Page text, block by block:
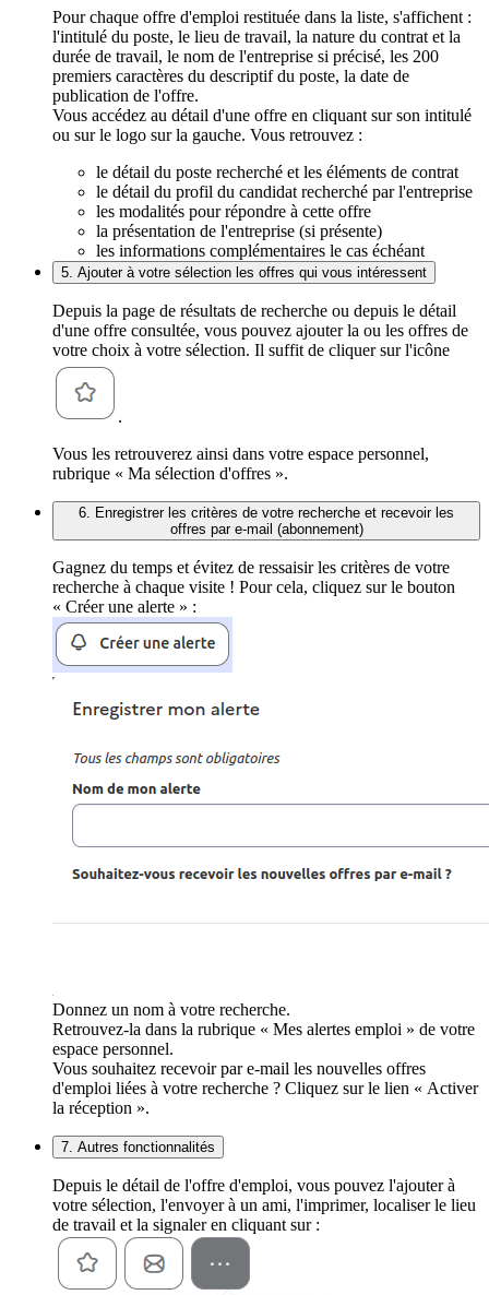
Pour chaque offre d'emploi restituée dans la liste, s'affichent :
l'intitulé du poste, le lieu de travail, la nature du contrat et la
durée de travail, le nom de l'entreprise si précisé, les 200
premiers caractères du descriptif du poste, la date de
publication de l'offre.
Vous accédez au détail d'une offre en cliquant sur son intitulé
ou sur le logo sur la gauche. Vous retrouvez :
le détail du poste recherché et les éléments de contrat
le détail du profil du candidat recherché par l'entreprise
les modalités pour répondre à cette offre
la présentation de l'entreprise (si présente)
les informations complémentaires le cas échéant
5. Ajouter à votre sélection les offres qui vous intéressent
Depuis la page de résultats de recherche ou depuis le détail
d'une offre consultée, vous pouvez ajouter la ou les offres de
votre choix à votre sélection. Il suffit de cliquer sur l'icône
.
Vous les retrouverez ainsi dans votre espace personnel,
rubrique « Ma sélection d'offres ».
6. Enregistrer les critères de votre recherche et recevoir les
offres par e-mail (abonnement)
Gagnez du temps et évitez de ressaisir les critères de votre
recherche à chaque visite ! Pour cela, cliquez sur le bouton
« Créer une alerte » :
Donnez un nom à votre recherche.
Retrouvez-la dans la rubrique « Mes alertes emploi » de votre
espace personnel.
Vous souhaitez recevoir par e-mail les nouvelles offres
d'emploi liées à votre recherche ? Cliquez sur le lien « Activer
la réception ».
7. Autres fonctionnalités
Depuis le détail de l'offre d'emploi, vous pouvez l'ajouter à
votre sélection, l'envoyer à un ami, l'imprimer, localiser le lieu
de travail et la signaler en cliquant sur :